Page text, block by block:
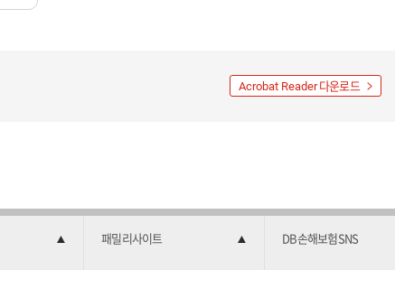
Acrobat Reader다운로드
패밀리사이트 DB손해보험SNS